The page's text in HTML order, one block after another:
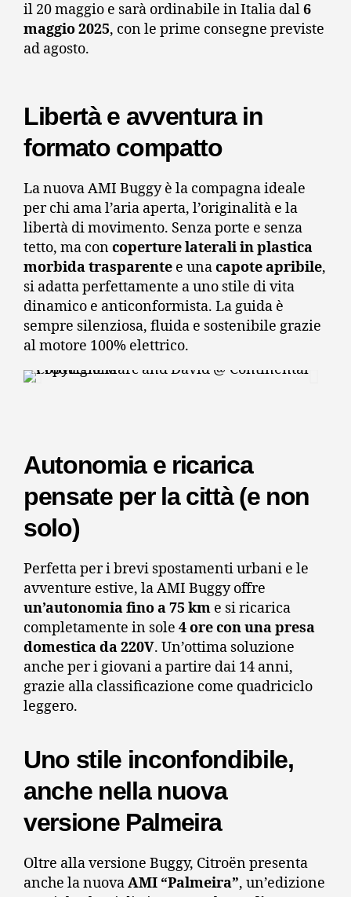
il 20 maggio e sarà ordinabile in Italia dal6
maggio 2025, con le prime consegne previste
ad agosto.
Libertà e avventura in
formato compatto
La nuova AMI Buggy è la compagna ideale
per chi ama l’aria aperta, l’originalità e la
libertà di movimento. Senza porte e senza
tetto, ma concoperture laterali in plastica
morbida trasparente e unacapote apribile,
si adatta perfettamente a uno stile di vita
dinamico e anticonformista. La guida è
sempre silenziosa, fluida e sostenibile grazie
al motore 100% elettrico.
Autonomia e ricarica
pensate per la città (e non
solo)
Perfetta per i brevi spostamenti urbani e le
avventure estive, la AMI Buggy offre
un’autonomia fino a 75 km e si ricarica
completamente in sole 4 ore con una presa
domestica da 220V. Un’ottima soluzione
anche per i giovani a partire dai 14 anni,
grazie alla classificazione come quadriciclo
leggero.
Uno stile inconfondibile,
anche nella nuova
versione Palmeira
Oltre alla versione Buggy, Citroën presenta
anche la nuovaAMI “Palmeira”, un’edizione